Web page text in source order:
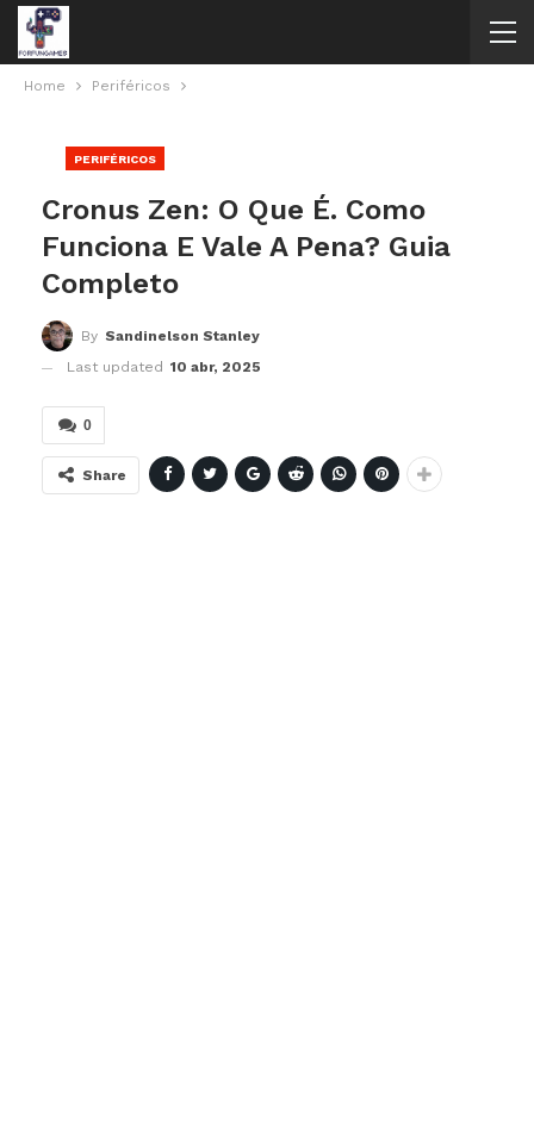
Home Periféricos
PERIFÉRICOS
Cronus Zen: O Que É. Como
Funciona E Vale A Pena? Guia
Completo
By Sandinelson Stanley
Last updated 10 abr, 2025
0
Share